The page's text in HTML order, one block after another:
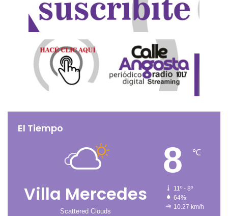
El Tiempo
Villa Mercedes
Scattered Clouds
8 ℃
11º - 8º
64%
10.27 km/h